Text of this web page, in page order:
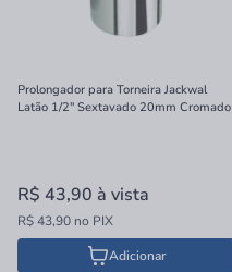
Prolongador para Torneira Jackwal
Latão 1/2" Sextavado 20mm Cromado
R$ 43,90 à vista
R$ 43,90 no PIX
Adicionar